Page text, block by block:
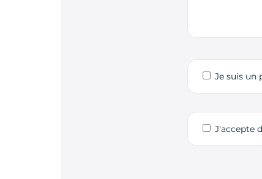
Je suis un
J'accepte